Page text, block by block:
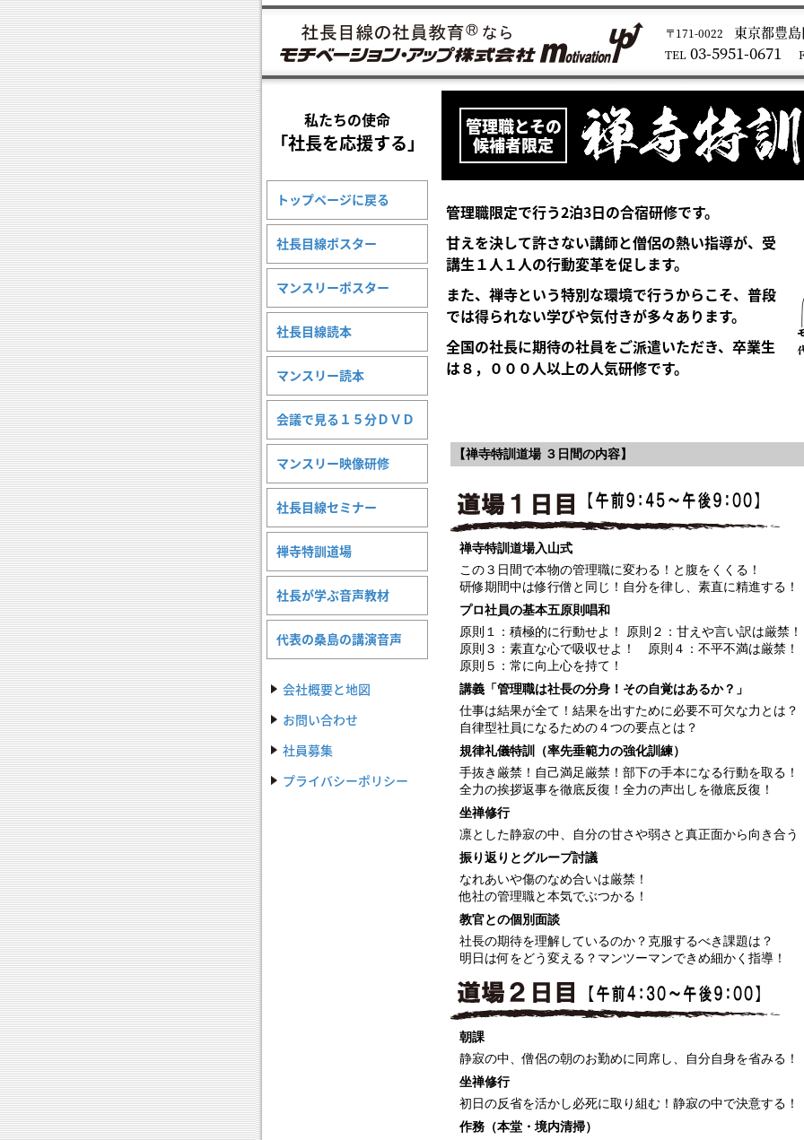
〒171-0022 東京都豊
TEL 03-5951-0671
私たちの使命
「社長を応援する」
トップページに戻る
社長目線ポスター
マンスリーポスター
社長目線読本
マンスリー読本
会議で見る１５分ＤＶＤ
マンスリー映像研修
社長目線セミナー
禅寺特訓道場
社長が学ぶ音声教材
代表の桑島の講演音声
会社概要と地図
お問い合わせ
社員募集
プライバシーポリシー
管理職とその
候補者限定
管理職限定で行う2泊3日の合宿研修です。
甘えを決して許さない講師と僧侶の熱い指導が、受
講生１人１人の行動変革を促します。
また、禅寺という特別な環境で行うからこそ、普段
では得られない学びや気付きが多々あります。
全国の社長に期待の社員をご派遣いただき、卒業生
は８，０００人以上の人気研修です。
【禅寺特訓道場 ３日間の内容】
禅寺特訓道場入山式
この３日間で本物の管理職に変わる！と腹をくくる！
研修期間中は修行僧と同じ！自分を律し、素直に精進する！
プロ社員の基本五原則唱和
原則１：積極的に行動せよ！ 原則２：甘えや言い訳は厳禁！
原則３：素直な心で吸収せよ！ 原則４：不平不満は厳禁！
原則５：常に向上心を持て！
講義「管理職は社長の分身！その自覚はあるか？」
仕事は結果が全て！結果を出すために必要不可欠な力とは？
自律型社員になるための４つの要点とは？
規律礼儀特訓（率先垂範力の強化訓練）
手抜き厳禁！自己満足厳禁！部下の手本になる行動を取る！
全力の挨拶返事を徹底反復！全力の声出しを徹底反復！
坐禅修行
凛とした静寂の中、自分の甘さや弱さと真正面から向き合う
振り返りとグループ討議
なれあいや傷のなめ合いは厳禁！
他社の管理職と本気でぶつかる！
教官との個別面談
社長の期待を理解しているのか？克服するべき課題は？
明日は何をどう変える？マンツーマンできめ細かく指導！
朝課
静寂の中、僧侶の朝のお勤めに同席し、自分自身を省みる！
坐禅修行
初日の反省を活かし必死に取り組む！静寂の中で決意する！
作務（本堂・境内清掃）